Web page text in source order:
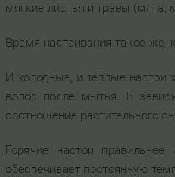
мягкие листья и травы (мята,
Время настаивания такое же,
И холодные, и тёплые настои
волос после мытья. В
соотношение растительного
Горячие настои
обеспечивает постоянную